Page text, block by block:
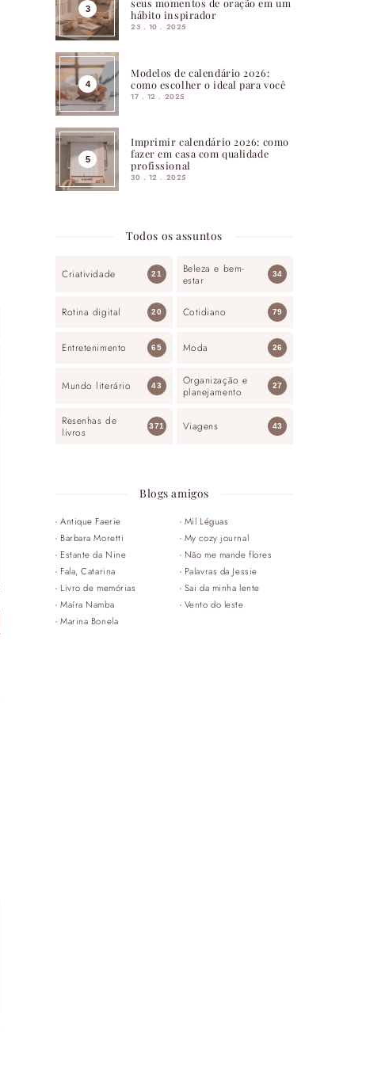
seus momentos de oração em um
hábito inspirador
23 . 10 . 2025
Modelos de calendário 2026:
como escolher o ideal para você
17 . 12 . 2025
Imprimir calendário 2026: como
fazer em casa com qualidade
profissional
30 . 12 . 2025
Todos os assuntos
Criatividade 21
Beleza e bem-
estar
34
Rotina digital 20 Cotidiano 79
Entretenimento 65 Moda 26
Mundo literário 43
Organização e
planejamento
27
Resenhas de
livros
371 Viagens 43
Blogs amigos
Antique Faerie
Barbara Moretti
Estante da Nine
Fala, Catarina
Livro de memórias
Maíra Namba
Marina Bonela
Mil Léguas
My cozy journal
Não me mande flores
Palavras da Jessie
Sai da minha lente
Vento do leste